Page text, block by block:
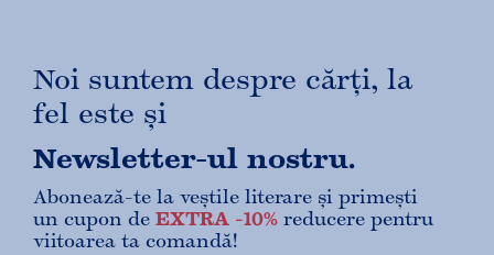
Noi suntem despre cărți, la
fel este și
Newsletter-ul nostru.
Abonează-te la veștile literare și primești
un cupon de EXTRA -10% reducere pentru
viitoarea ta comandă!